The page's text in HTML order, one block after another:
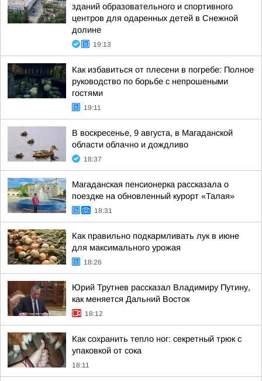
зданий образовательного и спортивного
центров для одаренных детей в Снежной
долине
19:13
Как избавиться от плесени в погребе: Полное
руководство по борьбе с непрошеными
гостями
19:11
В воскресенье, 9 августа, в Магаданской
области облачно и дождливо
18:37
Магаданская пенсионерка рассказала о
поездке на обновленный курорт «Талая»
18:31
Как правильно подкармливать лук в июне
для максимального урожая
18:26
Юрий Трутнев рассказал Владимиру Путину,
как меняется Дальний Восток
18:12
Как сохранить тепло ног: секретный трюк с
упаковкой от сока
18:11